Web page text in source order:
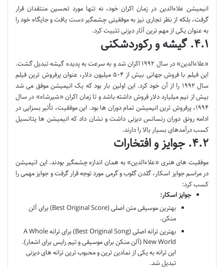
انیمیشن علاءالدین در زمان اکران خود، نه تنها مورد تحسین منتقدان قرار
گرفت، بلکه از نظر تجاری نیز به موفقیتی چشمگیر دست یافت و جایگاه خود را
به عنوان یکی از مهم ترین آثار دیزنی تثبیت کرد.
۴.۱. گیشه و رکوردشکنی
«علاءالدین» در سال ۱۹۹۲ اکران شد و به سرعت به پدیده گیشه تبدیل گشت.
این فیلم با فروش جهانی بیش از ۵۰۴ میلیون دلار، عنوان پرفروش ترین فیلم
سال ۱۹۹۲ را از آن خود کرد. این اولین بار بود که یک انیمیشن موفق می شد
بیش از نیم میلیارد دلار فروش داشته باشد و تا زمان اکران «شیرشاه» در سال
۱۹۹۴، پرفروش ترین انیمیشن تمام دوران ها بود. این موفقیت، تأثیر بسزایی در
ادامه رونق دوران رنسانس دیزنی داشت و نشان داد که انیمیشن ها پتانسیل
کسب درآمدهای بسیار بالا را دارند.
۴.۲. جوایز و افتخارات
موفقیت های هنری «علاءالدین» به همان اندازه چشمگیر بودند. این انیمیشن
در مراسم جوایز اسکار، گلدن گلوب و گرمی مورد توجه قرار گرفت و جوایز مهمی را
کسب کرد:
جوایز اسکار:
بهترین موسیقی متن اصلی (Best Original Score) برای آلن
منکن.
بهترین ترانه اصلی (Best Original Song) برای ترانه A Whole
New World (آلن منکن برای موسیقی و تیم رایس برای اشعار).
این ترانه به یکی از نمادین ترین و محبوب ترین ترانه های دیزنی
تبدیل شد.